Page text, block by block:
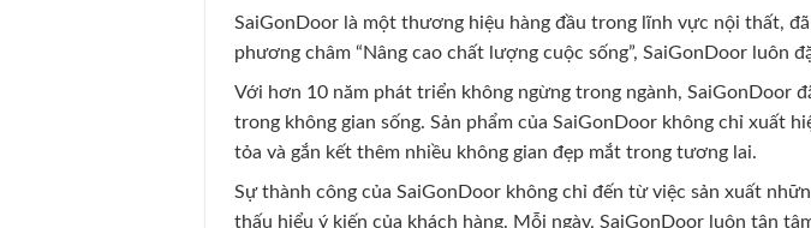
SaiGonDoor là một thương hiệu hàng đầu trong lĩnh vực nội thất,
phương châm “Nâng cao chất lượng cuộc sống”, SaiGonDoor luôn
Với hơn 10 năm phát triển không ngừng trong ngành, SaiGonDoor
trong không gian sống. Sản phẩm của SaiGonDoor không chỉ xuất
tỏa và gắn kết thêm nhiều không gian đẹp mắt trong tương lai.
Sự thành công của SaiGonDoor không chỉ đến từ việc sản xuất
thấu hiểu ý kiến của khách hàng. Mỗi ngày, SaiGonDoor luôn tận